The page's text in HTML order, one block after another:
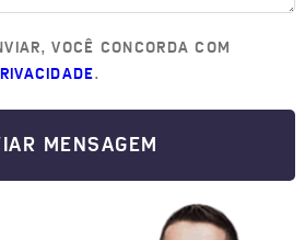
VOCÊ CONCORDA COM
.
MENSAGEM